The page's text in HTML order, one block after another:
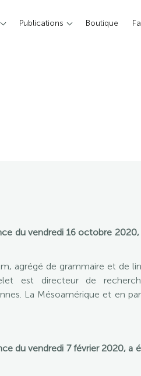
Publications Boutique
du vendredi 16 octobre
agrégé de grammaire et de
est directeur de
La Mésoamérique et en
du vendredi 7 février 2020, a